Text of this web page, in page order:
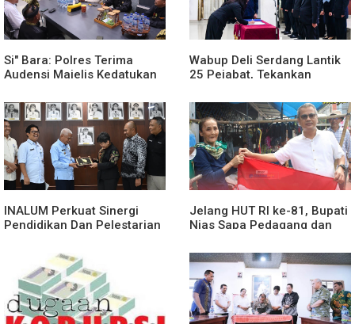
Si" Bara: Polres Terima
Audensi Majelis Kedatukan
Wabup Deli Serdang Lantik
25 Pejabat, Tekankan
Cepat dan Humanis
INALUM Perkuat Sinergi
Pendidikan Dan Pelestarian
PemprovSu
Jelang HUT RI ke-81, Bupati
Nias Sapa Pedagang dan
Putih